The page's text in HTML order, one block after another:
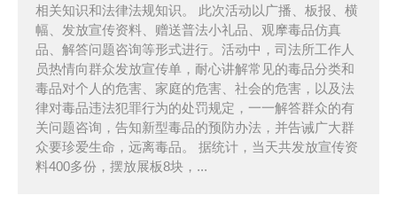
相关知识和法律法规知识。 此次活动以广播、板报、横
幅、发放宣传资料、赠送普法小礼品、观摩毒品仿真
品、解答问题咨询等形式进行。活动中，司法所工作人
员热情向群众发放宣传单，耐心讲解常见的毒品分类和
毒品对个人的危害、家庭的危害、社会的危害，以及法
律对毒品违法犯罪行为的处罚规定，一一解答群众的有
关问题咨询，告知新型毒品的预防办法，并告诫广大群
众要珍爱生命，远离毒品。 据统计，当天共发放宣传资
料400多份，摆放展板8块，...